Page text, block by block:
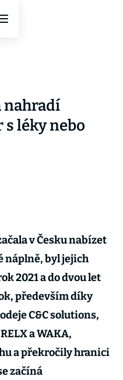
nahradí
léky nebo
v Česku nabízet
náplně, byl jejich
2021 a do dvou let
především díky
C&C solutions,
a WAKA,
a překročily hranici
začíná